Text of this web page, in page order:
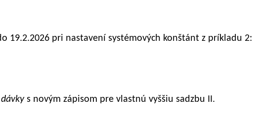
19.2.2026 pri nastavení systémových konštánt z príkladu 2:
s novým zápisom pre vlastnú vyššiu sadzbu II.